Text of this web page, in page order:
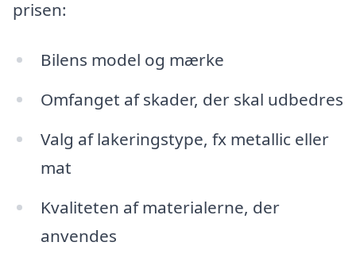
prisen:
Bilens model og mærke
Omfanget af skader, der skal udbedres
Valg af lakeringstype, fx metallic eller
mat
Kvaliteten af materialerne, der
anvendes